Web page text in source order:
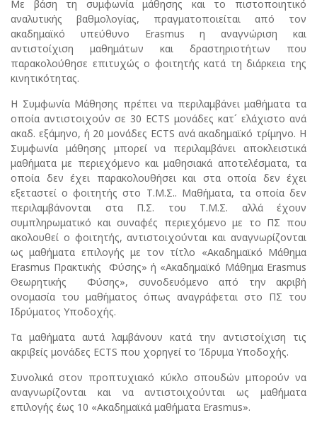
Με βάση τη συμφωνία μάθησης και το πιστοποιητικό
αναλυτικής βαθμολογίας, πραγματοποιείται από τον
ακαδημαϊκό υπεύθυνο Erasmus η αναγνώριση και
αντιστοίχιση μαθημάτων και δραστηριοτήτων που
παρακολούθησε επιτυχώς ο φοιτητής κατά τη διάρκεια της
κινητικότητας.
Η Συμφωνία Μάθησης πρέπει να περιλαμβάνει μαθήματα τα
οποία αντιστοιχούν σε 30 ECTS μονάδες κατ´ ελάχιστο ανά
ακαδ. εξάμηνο, ή 20 μονάδες ECTS ανά ακαδημαϊκό τρίμηνο. Η
Συμφωνία μάθησης μπορεί να περιλαμβάνει αποκλειστικά
μαθήματα με περιεχόμενο και μαθησιακά αποτελέσματα, τα
οποία δεν έχει παρακολουθήσει και στα οποία δεν έχει
εξεταστεί ο φοιτητής στο Τ.Μ.Σ.. Μαθήματα, τα οποία δεν
περιλαμβάνονται στα Π.Σ. του Τ.Μ.Σ. αλλά έχουν
συμπληρωματικό και συναφές περιεχόμενο με το ΠΣ που
ακολουθεί ο φοιτητής, αντιστοιχούνται και αναγνωρίζονται
ως μαθήματα επιλογής με τον τίτλο «Ακαδημαϊκό Μάθημα
Erasmus Πρακτικής Φύσης» ή «Ακαδημαϊκό Μάθημα Erasmus
Θεωρητικής Φύσης», συνοδευόμενο από την ακριβή
ονομασία του μαθήματος όπως αναγράφεται στο ΠΣ του
Ιδρύματος Υποδοχής.
Τα μαθήματα αυτά λαμβάνουν κατά την αντιστοίχιση τις
ακριβείς μονάδες ECTS που χορηγεί το Ίδρυμα Υποδοχής.
Συνολικά στον προπτυχιακό κύκλο σπουδών μπορούν να
αναγνωρίζονται και να αντιστοιχούνται ως μαθήματα
επιλογής έως 10 «Ακαδημαϊκά μαθήματα Erasmus».